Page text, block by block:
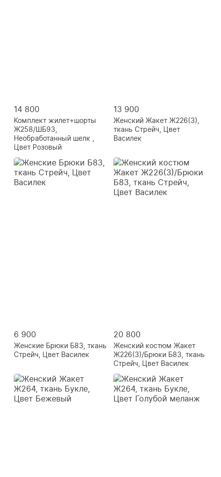
14 800
Комплект жилет+шорты
Ж258/ШБ93,
Необработанный шелк ,
Цвет Розовый
13 900
Женский Жакет Ж226(3),
ткань Стрейч, Цвет
Василек
6 900
Женские Брюки Б83, ткань
Стрейч, Цвет Василек
20 800
Женский костюм Жакет
Ж226(3)/Брюки Б83, ткань
Стрейч, Цвет Василек